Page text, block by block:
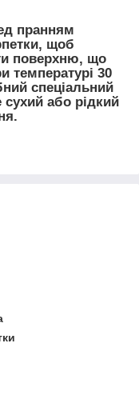
пранням
щоб
поверхню, що
температурі 30
спеціальний
або рідкий